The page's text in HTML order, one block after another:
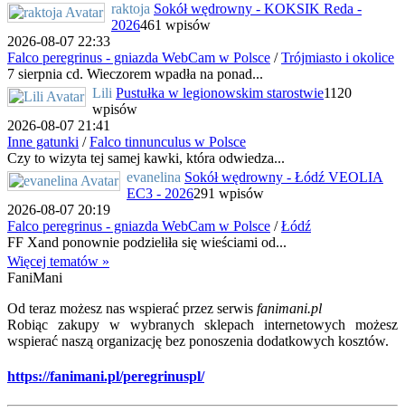
raktoja Sokół wędrowny - KOKSIK Reda -
2026461 wpisów
2026-08-07 22:33
Falco peregrinus - gniazda WebCam w Polsce /Trójmiasto i okolice
7 sierpnia cd. Wieczorem wpadła na ponad...
Lili Pustułka w legionowskim starostwie1120
wpisów
2026-08-07 21:41
Inne gatunki /Falco tinnunculus w Polsce
Czy to wizyta tej samej kawki, która odwiedza...
evanelina Sokół wędrowny - Łódź VEOLIA
EC3 - 2026291 wpisów
2026-08-07 20:19
Falco peregrinus - gniazda WebCam w Polsce /Łódź
FF Xand ponownie podzieliła się wieściami od...
Więcej tematów »
FaniMani
Od teraz możesz nas wspierać przez serwis fanimani.pl
Robiąc zakupy w wybranych sklepach internetowych możesz
wspierać naszą organizację bez ponoszenia dodatkowych kosztów.
https://fanimani.pl/peregrinuspl/